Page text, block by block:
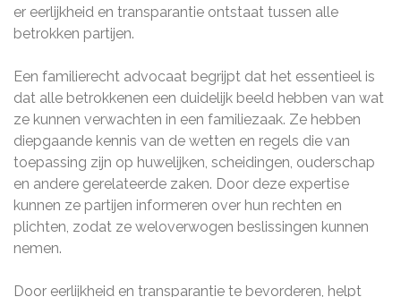
er eerlijkheid en transparantie ontstaat tussen alle
betrokken partijen.
Een familierecht advocaat begrijpt dat het essentieel is
dat alle betrokkenen een duidelijk beeld hebben van wat
ze kunnen verwachten in een familiezaak. Ze hebben
diepgaande kennis van de wetten en regels die van
toepassing zijn op huwelijken, scheidingen, ouderschap
en andere gerelateerde zaken. Door deze expertise
kunnen ze partijen informeren over hun rechten en
plichten, zodat ze weloverwogen beslissingen kunnen
nemen.
Door eerlijkheid en transparantie te bevorderen, helpt